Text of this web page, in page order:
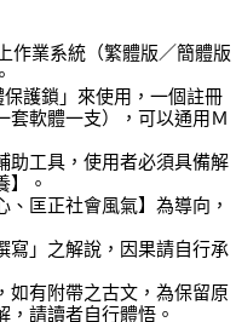
作業系統（繁體版／簡體版
護鎖」來使用，一個註冊
套軟體一支），可以通用Ｍ
助工具，使用者必須具備解
】。
匡正社會風氣】為導向，
寫」之解說，因果請自行承
如有附帶之古文，為保留原
，請讀者自行體悟。